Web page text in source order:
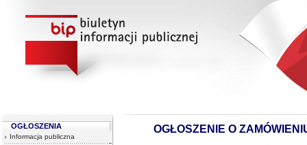
OGŁOSZENIA
Informacja publiczna
OGŁOSZENIE O